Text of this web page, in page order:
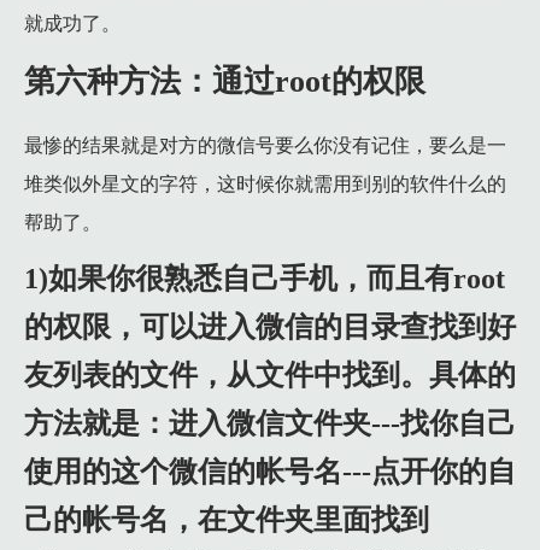
就成功了。
第六种方法：通过root的权限
最惨的结果就是对方的微信号要么你没有记住，要么是一
堆类似外星文的字符，这时候你就需用到别的软件什么的
帮助了。
1)如果你很熟悉自己手机，而且有root
的权限，可以进入微信的目录查找到好
友列表的文件，从文件中找到。具体的
方法就是：进入微信文件夹---找你自己
使用的这个微信的帐号名---点开你的自
己的帐号名，在文件夹里面找到